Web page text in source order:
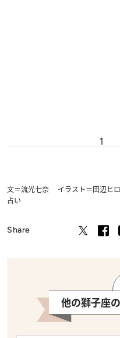
1
文＝流光七奈 イラスト＝田辺ヒ
占い
Share
他の獅子座